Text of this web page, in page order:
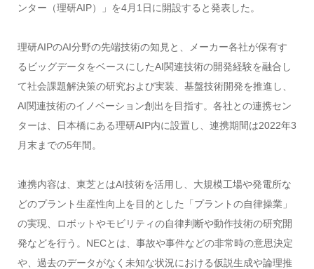
ンター（理研AIP）」を4月1日に開設すると発表した。
理研AIPのAI分野の先端技術の知見と、メーカー各社が保有す
るビッグデータをベースにしたAI関連技術の開発経験を融合し
て社会課題解決策の研究および実装、基盤技術開発を推進し、
AI関連技術のイノベーション創出を目指す。各社との連携セン
ターは、日本橋にある理研AIP内に設置し、連携期間は2022年3
月末までの5年間。
連携内容は、東芝とはAI技術を活用し、大規模工場や発電所な
どのプラント生産性向上を目的とした「プラントの自律操業」
の実現、ロボットやモビリティの自律判断や動作技術の研究開
発などを行う。NECとは、事故や事件などの非常時の意思決定
や、過去のデータがなく未知な状況における仮説生成や論理推